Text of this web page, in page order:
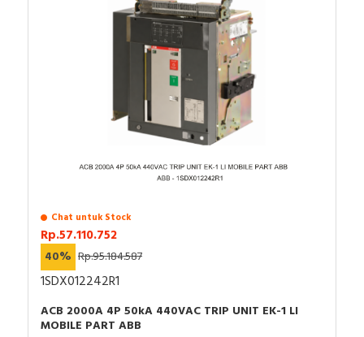
Chat untuk Stock
Rp.57.110.752
40% Rp.95.184.587
1SDX012242R1
ACB 2000A 4P 50kA 440VAC TRIP UNIT EK-1 LI
MOBILE PART ABB